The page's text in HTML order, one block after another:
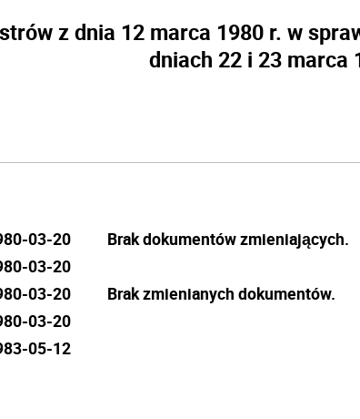
z dnia 12 marca 1980 r. w
dniach 22 i 23 marca
03-20
03-20
03-20
03-20
05-12
Brak dokumentów zmieniających.
Brak zmienianych dokumentów.